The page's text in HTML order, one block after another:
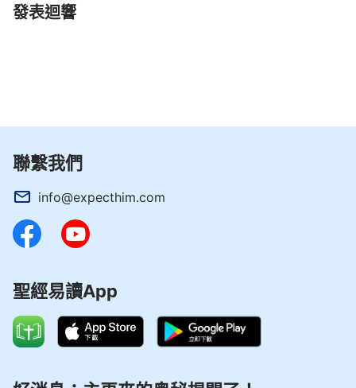
發表迴響
聯繫我們
info@expecthim.com
聖經易讀App